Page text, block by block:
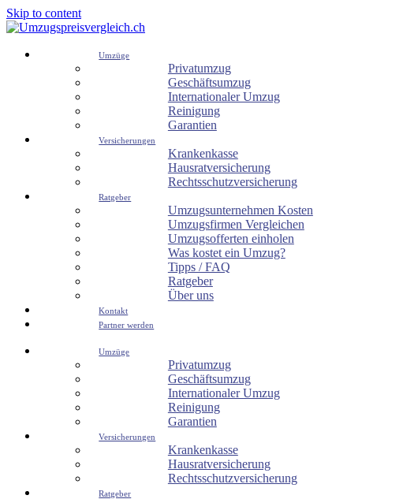
Skip to content
Umzüge
Privatumzug
Geschäftsumzug
Internationaler Umzug
Reinigung
Garantien
Versicherungen
Krankenkasse
Hausratversicherung
Rechtsschutzversicherung
Ratgeber
Umzugsunternehmen Kosten
Umzugsfirmen Vergleichen
Umzugsofferten einholen
Was kostet ein Umzug?
Tipps / FAQ
Ratgeber
Über uns
Kontakt
Partner werden
Umzüge
Privatumzug
Geschäftsumzug
Internationaler Umzug
Reinigung
Garantien
Versicherungen
Krankenkasse
Hausratversicherung
Rechtsschutzversicherung
Ratgeber